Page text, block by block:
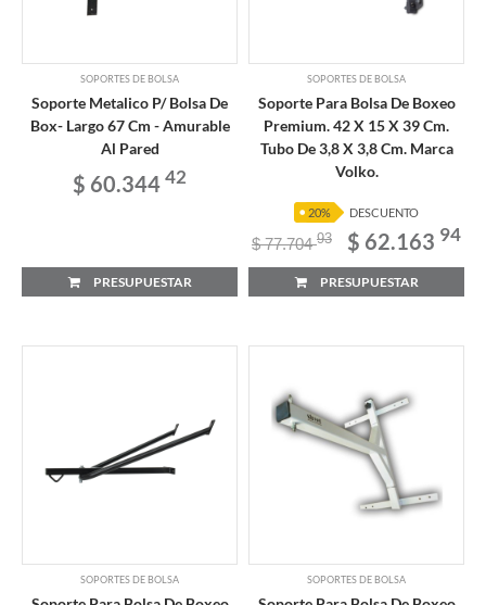
SOPORTES DE BOLSA
Soporte Metalico P/ Bolsa De
Box- Largo 67 Cm - Amurable
Al Pared
$ 60.344 42
PRESUPUESTAR
SOPORTES DE BOLSA
Soporte Para Bolsa De Boxeo
Premium. 42 X 15 X 39 Cm.
Tubo De 3,8 X 3,8 Cm. Marca
Volko.
20% DESCUENTO
$ 77.70493 $ 62.163 94
PRESUPUESTAR
SOPORTES DE BOLSA SOPORTES DE BOLSA